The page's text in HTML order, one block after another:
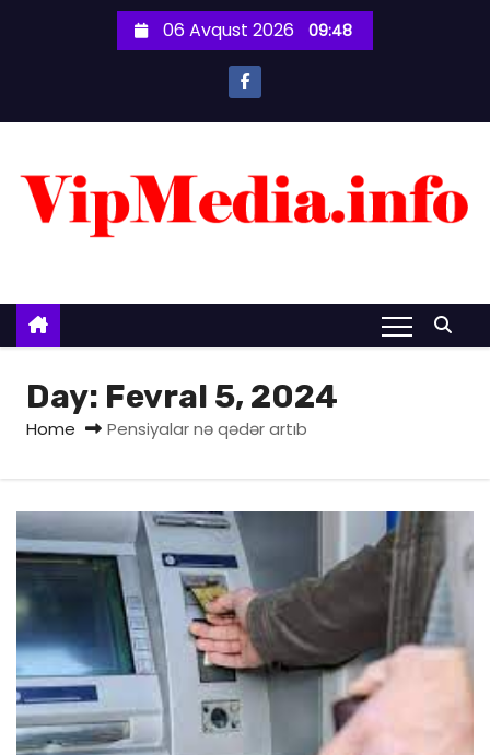
n
06 Avqust 2026 09:48
Day: Fevral 5, 2024
Home Pensiyalar nə qədər artıb